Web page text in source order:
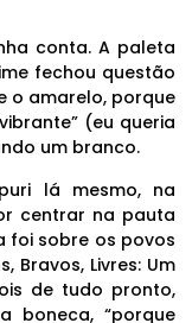
conta. A paleta
fechou questão
o amarelo, porque
(eu queria
um branco.
lá mesmo, na
centrar na pauta
foi sobre os povos
Bravos, Livres: Um
de tudo pronto,
boneca, “porque